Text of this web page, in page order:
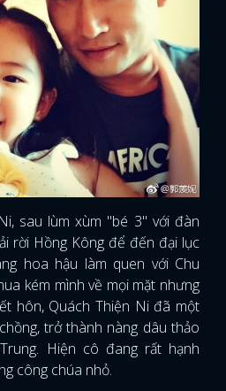
sau lùm xùm "bé 3" với đàn
rời Hồng Kông để đến đại lục
hoa hậu làm quen với Chu
kém mình về mọi mặt nhưng
hôn, Quách Thiện Ni đã một
trở thành nàng dâu thảo
Hiện cô đang rất hạnh
công chúa nhỏ.